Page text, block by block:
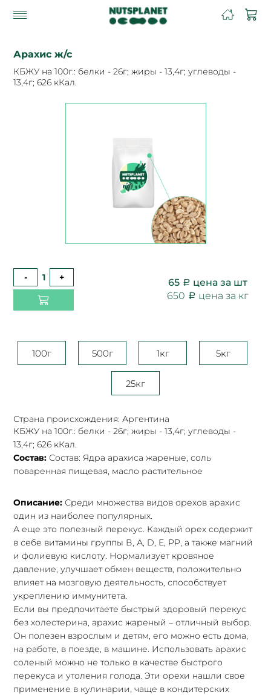
Арахис ж/с
КБЖУ на 100г.: белки - 26г; жиры - 13,4г; углеводы -
13,4г; 626 кКал.
- + 65
цена за шт
650
цена за кг
100г 500г 1кг 5кг
25кг
Страна происхождения: Аргентина
КБЖУ на 100г.: белки - 26г; жиры - 13,4г; углеводы -
13,4г; 626 кКал.
Состав: Состав: Ядра арахиса жареные, соль
поваренная пищевая, масло растительное
Описание: Среди множества видов орехов арахис
один из наиболее популярных.
А еще это полезный перекус. Каждый орех содержит
в себе витамины группы В, А, D, E, PP, а также магний
и фолиевую кислоту. Нормализует кровяное
давление, улучшает обмен веществ, положительно
влияет на мозговую деятельность, способствует
укреплению иммунитета.
Если вы предпочитаете быстрый здоровый перекус
без холестерина, арахис жареный – отличный выбор.
Он полезен взрослым и детям, его можно есть дома,
на работе, в поезде, в машине. Использовать арахис
соленый можно не только в качестве быстрого
перекуса и утоления голода. Эти орехи нашли свое
применение в кулинарии, чаще в кондитерских